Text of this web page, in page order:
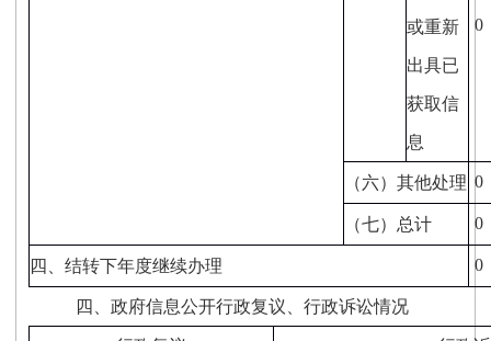
或重新
出具已
获取信
息
0
（六）其他处理 0
（七）总计 0
四、结转下年度继续办理 0
四、政府信息公开行政复议、行政诉讼情况